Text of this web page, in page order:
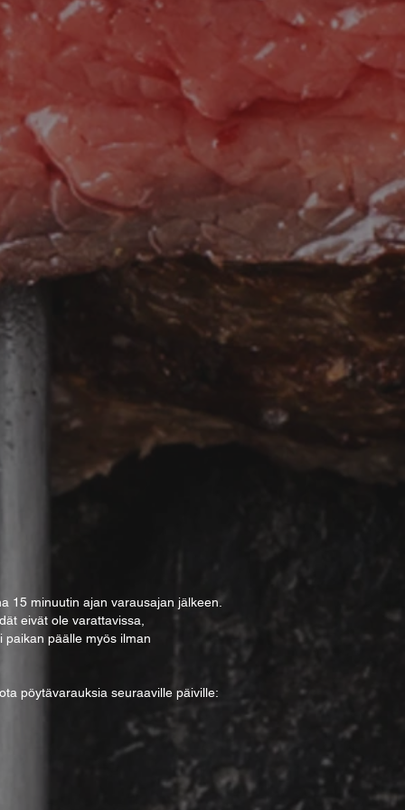
15 minuutin ajan varausajan jälkeen.
eivät ole varattavissa,
päälle myös ilman
pöytävarauksia seuraaville päiville: